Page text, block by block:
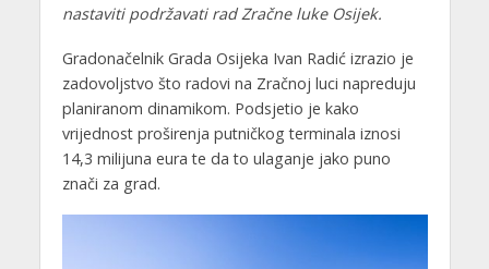
nastaviti podržavati rad Zračne luke Osijek.
Gradonačelnik Grada Osijeka Ivan Radić izrazio je
zadovoljstvo što radovi na Zračnoj luci napreduju
planiranom dinamikom. Podsjetio je kako
vrijednost proširenja putničkog terminala iznosi
14,3 milijuna eura te da to ulaganje jako puno
znači za grad.